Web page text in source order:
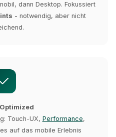
dann Desktop. Fokussiert
- notwendig, aber nicht
Touch-UX, Performance,
auf das mobile Erlebnis